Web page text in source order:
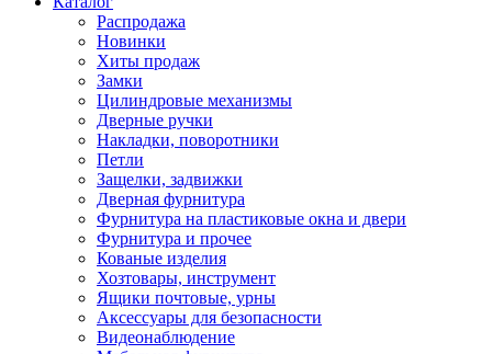
Распродажа
Новинки
Хиты продаж
Замки
Цилиндровые механизмы
Дверные ручки
Накладки, поворотники
Петли
Защелки, задвижки
Дверная фурнитура
Фурнитура на пластиковые окна и двери
Фурнитура и прочее
Кованые изделия
Хозтовары, инструмент
Ящики почтовые, урны
Аксессуары для безопасности
Видеонаблюдение